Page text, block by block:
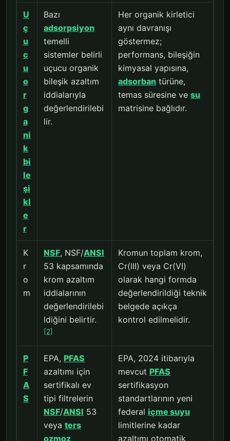
U
ç
u
c
u
o
r
g
a
ni
k
bi
le
şi
kl
e
r
Bazı
adsorpsiyon
temelli
sistemler belirli
uçucu organik
bileşik azaltım
iddialarıyla
değerlendirilebi
lir.
Her organik kirletici
aynı davranışı
göstermez;
performans, bileşiğin
kimyasal yapısına,
adsorban türüne,
temas süresine ve su
matrisine bağlıdır.
K
r
o
m
NSF, NSF/ANSI
53 kapsamında
krom azaltım
iddialarının
değerlendirilebi
ldiğini belirtir.
[2]
Kromun toplam krom,
Cr(III) veya Cr(VI)
olarak hangi formda
değerlendirildiği teknik
belgede açıkça
kontrol edilmelidir.
P
F
A
S
EPA, PFAS
azaltımı için
sertifikalı ev
tipi filtrelerin
NSF/ANSI 53
veya ters
ozmoz
EPA, 2024 itibarıyla
mevcut PFAS
sertifikasyon
standartlarının yeni
federal içme suyu
limitlerine kadar
azaltımı otomatik